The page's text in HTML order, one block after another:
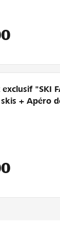
"SKI
+ Apéro